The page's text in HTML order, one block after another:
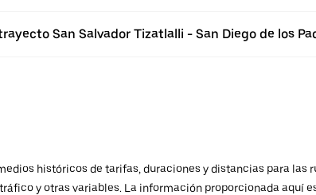
San Salvador Tizatlalli - San Diego de los
históricos de tarifas, duraciones y distancias para
y otras variables. La información proporcionada aquí